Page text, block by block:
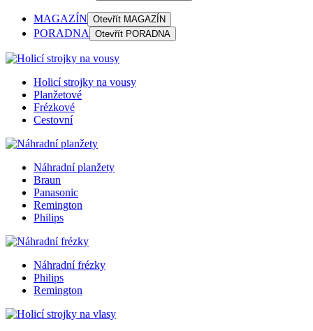
MAGAZÍN Otevřít MAGAZÍN
PORADNA Otevřít PORADNA
Holicí strojky na vousy
Planžetové
Frézkové
Cestovní
Náhradní planžety
Braun
Panasonic
Remington
Philips
Náhradní frézky
Philips
Remington